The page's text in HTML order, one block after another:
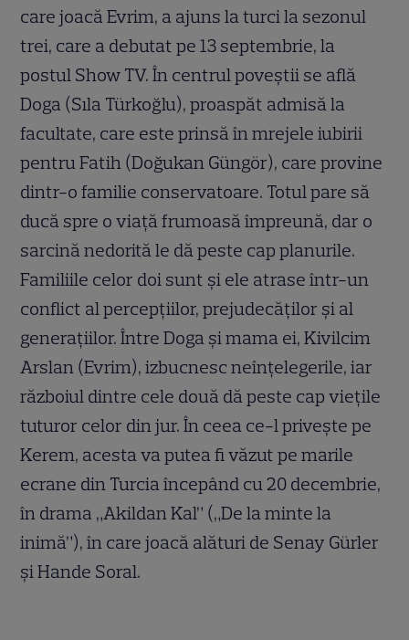
care joacă Evrim, a ajuns la turci la sezonul
trei, care a debutat pe 13 septembrie, la
postul Show TV. În centrul poveștii se află
Doga (Sıla Türkoğlu), proaspăt admisă la
facultate, care este prinsă în mrejele iubirii
pentru Fatih (Doğukan Güngör), care provine
dintr-o familie conservatoare. Totul pare să
ducă spre o viață frumoasă împreună, dar o
sarcină nedorită le dă peste cap planurile.
Familiile celor doi sunt și ele atrase într-un
conflict al percepțiilor, prejudecăților și al
generațiilor. Între Doga și mama ei, Kivilcim
Arslan (Evrim), izbucnesc neînțelegerile, iar
războiul dintre cele două dă peste cap viețile
tuturor celor din jur. În ceea ce-l privește pe
Kerem, acesta va putea fi văzut pe marile
ecrane din Turcia începând cu 20 decembrie,
în drama „Akildan Kal” („De la minte la
inimă”), în care joacă alături de Senay Gürler
și Hande Soral.